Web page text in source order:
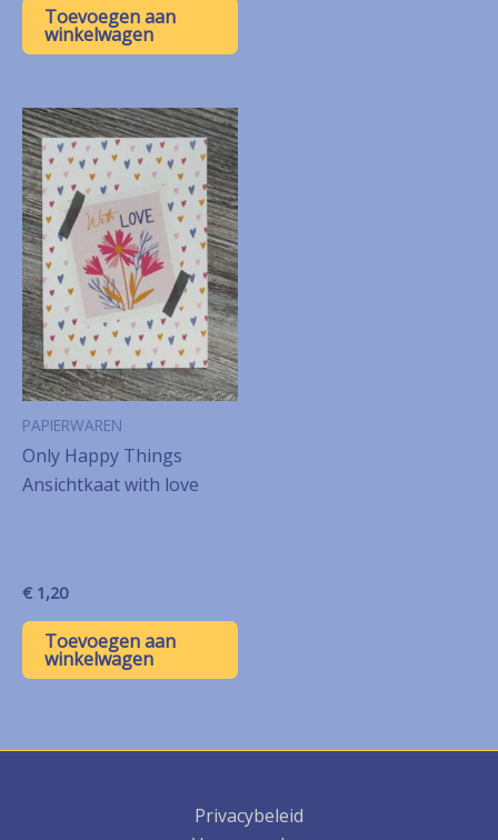
Toevoegen aan
winkelwagen
PAPIERWAREN
Only Happy Things
Ansichtkaat with love
€ 1,20
Toevoegen aan
winkelwagen
Privacybeleid